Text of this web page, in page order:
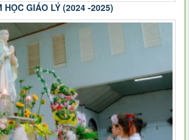
HỌC GIÁO LÝ (2024 -2025)